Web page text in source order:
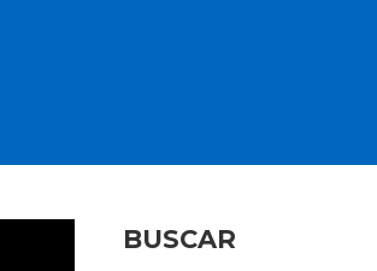
BUSCAR